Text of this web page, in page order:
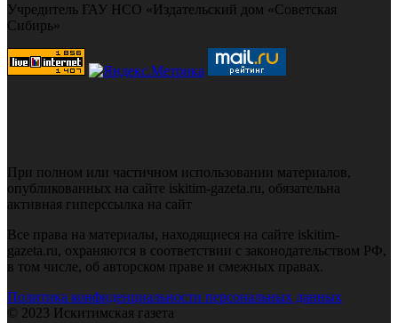
Учредитель ГАУ НСО «Издательский дом «Советская
Сибирь»
При полном или частичном использовании материалов,
опубликованных на сайте iskitim-gazeta.ru, обязательна
активная гиперссылка на сайт
Все права на материалы, находящиеся на сайте iskitim-
gazeta.ru, охраняются в соответствии с законодательством РФ,
в том числе, об авторском праве и смежных правах.
Политика конфиденциальности персональных данных
© 2023 Искитимская газета